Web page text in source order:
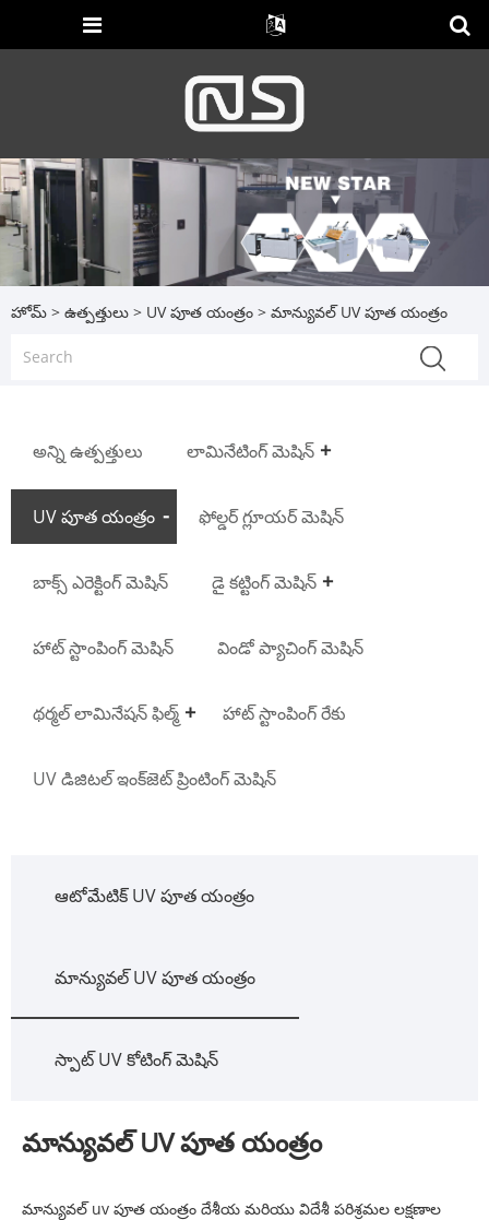
హోమ్ > ఉత్పత్తులు > UV పూత యంత్రం > మాన్యువల్ UV పూత యంత్రం
అన్ని ఉత్పత్తులు లామినేటింగ్ మెషిన్
UV పూత యంత్రం ఫోల్డర్ గ్లూయర్ మెషిన్
బాక్స్ ఎరెక్టింగ్ మెషిన్ డై కట్టింగ్ మెషిన్
హాట్ స్టాంపింగ్ మెషిన్ విండో ప్యాచింగ్ మెషిన్
థర్మల్ లామినేషన్ ఫిల్మ్ హాట్ స్టాంపింగ్ రేకు
UV డిజిటల్ ఇంక్‌జెట్ ప్రింటింగ్ మెషిన్
ఆటోమేటిక్ UV పూత యంత్రం
మాన్యువల్ UV పూత యంత్రం
స్పాట్ UV కోటింగ్ మెషిన్
మాన్యువల్ UV పూత యంత్రం
మాన్యువల్ uv పూత యంత్రం దేశీయ మరియు విదేశీ పరిశ్రమల లక్షణాల